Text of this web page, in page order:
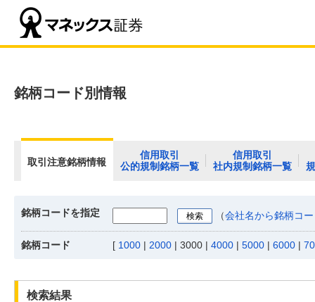
銘柄コード別情報
取引注意銘柄情報
信用取引
公的規制銘柄一覧
信用取引
社内規制銘柄一覧
銘柄コードを指定 （会社名から銘柄コ
銘柄コード [ 1000 | 2000 | 3000 | 4000 | 5000 | 6000 |
検索結果